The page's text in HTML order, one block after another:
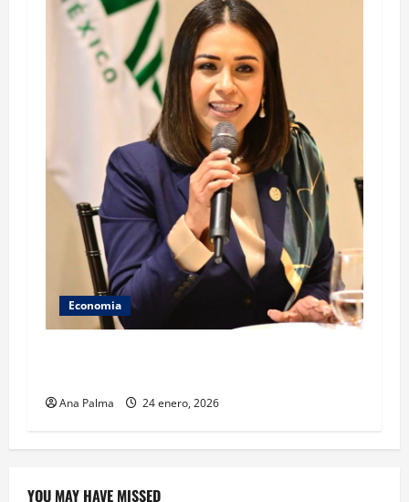
Economia
Ana Palma 24 enero, 2026
YOU MAY HAVE MISSED